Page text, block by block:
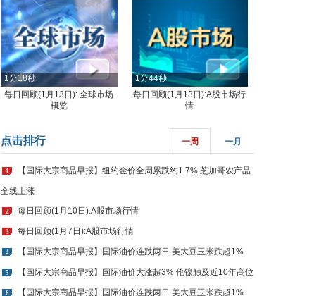
1分18秒
每日回顾(1月13日): 全球市场
概览
1分44秒
每日回顾(1月13日):A股市场行
情
点击排行 一周 一月
1 【国际大宗商品早报】纽约金价全周累跌约1.7% 芝加哥农产品
全线上涨
2 每日回顾(1月10日):A股市场行情
3 每日回顾(1月7日):A股市场行情
4 【国际大宗商品早报】国际油价连跌两日 美大豆玉米跌超1%
5 【国际大宗商品早报】国际油价大涨超3% 伦镍触及近10年高位
6 【国际大宗商品早报】国际油价连跌两日 美大豆玉米跌超1%